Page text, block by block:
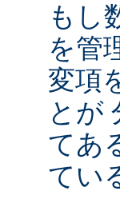
もし
を管
変項
とが
てあ
てい